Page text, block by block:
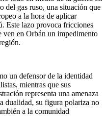
del gas ruso, una situación que
a la hora de aplicar
Este lazo provoca fricciones
ven en Orbán un impedimento
un defensor de la identidad
mientras que sus
representa una amenaza
dualidad, su figura polariza no
a la comunidad